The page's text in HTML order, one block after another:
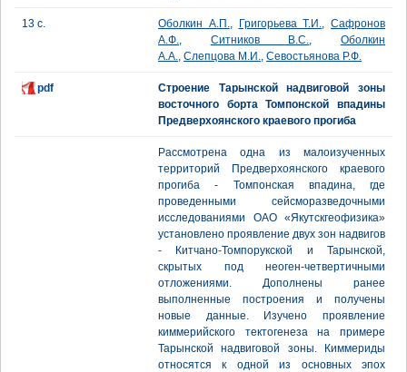
13 с. Оболкин А.П., Григорьева Т.И., Сафронов
А.Ф., Ситников В.С.,Оболкин
А.А., Слепцова М.И., Севостьянова Р.Ф.
pdf
Строение Тарынской надвиговой зоны
восточного борта Томпонской впадины
Предверхоянского краевого прогиба
Рассмотрена одна из малоизученных
территорий Предверхоянского краевого
прогиба - Томпонская впадина, где
проведенными сейсморазведочными
исследованиями ОАО «Якутскгеофизика»
установлено проявление двух зон надвигов
- Китчано-Томпорукской и Тарынской,
скрытых под неоген-четвертичными
отложениями. Дополнены ранее
выполненные построения и получены
новые данные. Изучено проявление
киммерийского тектогенеза на примере
Тарынской надвиговой зоны. Киммериды
относятся к одной из основных эпох